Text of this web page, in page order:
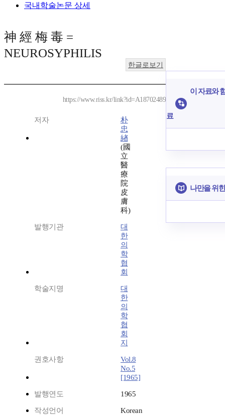
국내학술논문 상세
神 經 梅 毒 =
NEUROSYPHILIS
한글로보기
https://www.riss.kr/link?id=A18702489
저자
朴
忠
緖
(國
立
醫
療
院
皮
膚
科)
발행기관
대
한
의
학
협
회
학술지명
대
한
의
학
협
회
지
권호사항
Vol.8
No.5
[1965]
발행연도 1965
작성언어 Korean
이 자료와
료
나만을 위